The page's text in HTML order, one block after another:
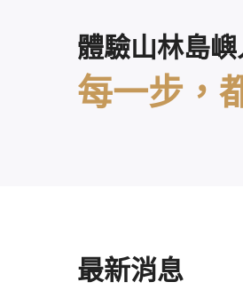
體驗山林島
每一步，
最新消息